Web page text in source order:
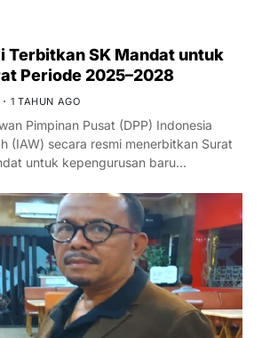
Terbitkan SK Mandat untuk
Periode 2025–2028
1 TAHUN AGO
Pimpinan Pusat (DPP) Indonesia
(IAW) secara resmi menerbitkan Surat
untuk kepengurusan baru…